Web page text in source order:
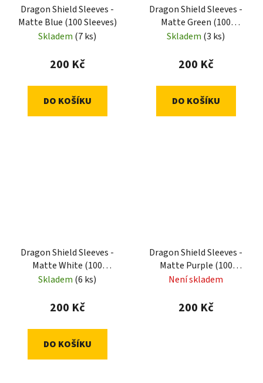
Dragon Shield Sleeves -
Matte Blue (100 Sleeves)
Skladem (7 ks)
200 Kč
DO KOŠÍKU
Dragon Shield Sleeves -
Matte Green (100
Sleeves)
Skladem (3 ks)
200 Kč
DO KOŠÍKU
Dragon Shield Sleeves -
Matte White (100
Sleeves)
Skladem (6 ks)
200 Kč
DO KOŠÍKU
Dragon Shield Sleeves -
Matte Purple (100
Sleeves)
Není skladem
200 Kč